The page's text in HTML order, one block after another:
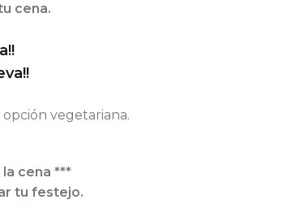
cena.
opción vegetariana.
cena ***
tu festejo.